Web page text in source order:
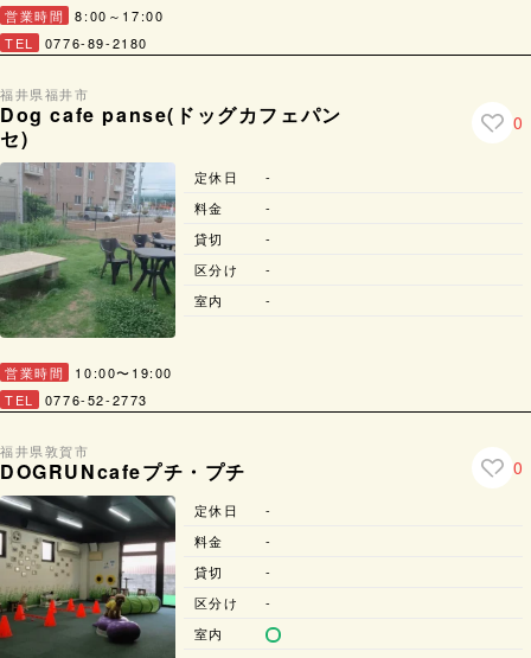
営業時間
8:00～17:00
TEL
0776-89-2180
福井県福井市
Dog cafe panse(ドッグカフェパン
セ)
0
営業時間
10:00〜19:00
TEL
0776-52-2773
定休日
-
料金
-
貸切
-
区分け
-
室内
-
福井県敦賀市
DOGRUNcafeプチ・プチ 0
定休日
-
料金
-
貸切
-
区分け
-
室内